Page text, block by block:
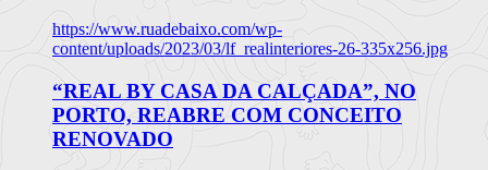
https://www.ruadebaixo.com/wp-
content/uploads/2023/03/lf_realinteriores-26-335x256.jpg
“REAL BY CASA DA CALÇADA”, NO
PORTO, REABRE COM CONCEITO
RENOVADO